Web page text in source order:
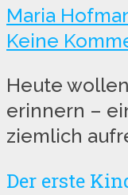
Maria
Keine
Heute
erinnern –
ziemlich
Der erste